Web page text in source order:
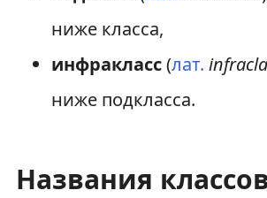
ниже класса,
инфракласс(лат.
ниже подкласса.
Названия